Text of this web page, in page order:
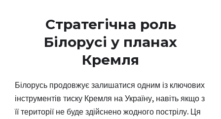
Стратегічна роль
Білорусі у планах
Кремля
Білорусь продовжує залишатися одним із ключових
інструментів тиску Кремля на Україну, навіть якщо з
її території не буде здійснено жодного пострілу. Ця